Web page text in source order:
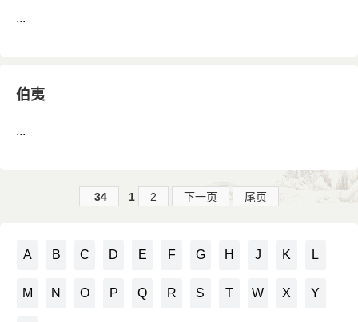
...
伯夷
...
34 1 2 下一页 尾页
A B C D E F G H J K L
M N O P Q R S T W X Y